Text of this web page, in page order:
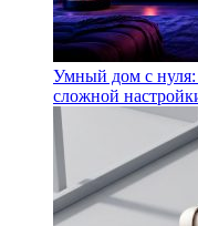
Умный дом с нуля:
сложной